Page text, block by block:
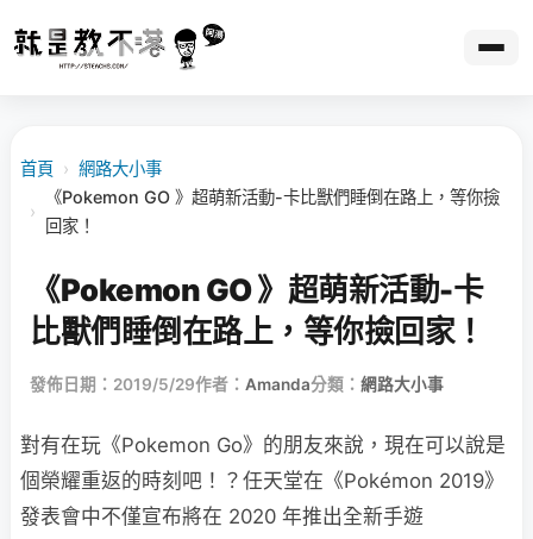
首頁 › 網路大小事
›
《Pokemon GO 》超萌新活動-卡比獸們睡倒在路上，等你撿
回家！
《Pokemon GO 》超萌新活動-卡
比獸們睡倒在路上，等你撿回家！
發佈日期：2019/5/29作者： Amanda分類： 網路大小事
對有在玩《Pokemon Go》的朋友來說，現在可以說是
個榮耀重返的時刻吧！？任天堂在《Pokémon 2019》
發表會中不僅宣布將在 2020 年推出全新手遊